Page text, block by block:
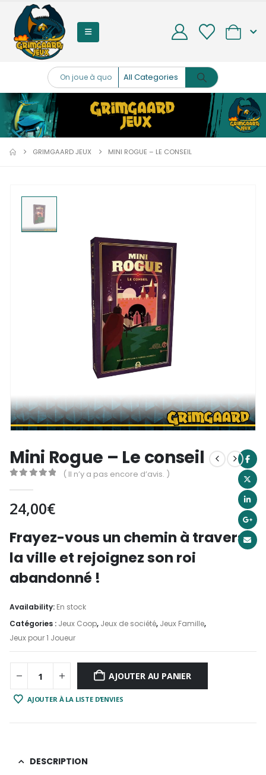
GRIMGAARD JEUX MINI ROGUE – LE CONSEIL
Mini Rogue – Le conseil
( Il n’y a pas encore d’avis. )
24,00€
Frayez-vous un chemin à travers
la ville et rejoignez son roi
abandonné !
Availability: En stock
Catégories : Jeux Coop, Jeux de société, Jeux Famille,
Jeux pour 1 Joueur
AJOUTER AU PANIER
AJOUTER À LA LISTE D’ENVIES
DESCRIPTION